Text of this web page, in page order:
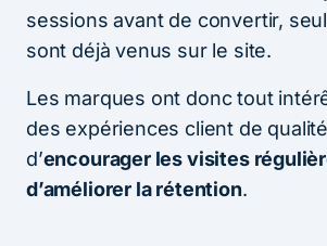
sessions avant de convertir,
sont déjà venus sur le site.
Les marques ont donc tout
des expériences client de
d’encourager les visites
d’améliorer la rétention.